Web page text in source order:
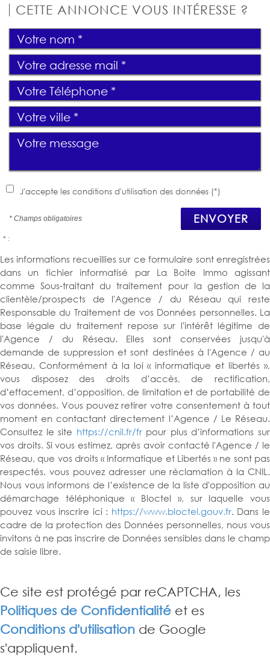
CETTE ANNONCE VOUS INTÉRESSE ?
J'accepte les conditions d'utilisation des données (*)
* Champs obligatoires ENVOYER
* :
Les informations recueillies sur ce formulaire sont enregistrées
dans un fichier informatisé par La Boite Immo agissant
comme Sous-traitant du traitement pour la gestion de la
clientèle/prospects de l'Agence / du Réseau qui reste
Responsable du Traitement de vos Données personnelles. La
base légale du traitement repose sur l'intérêt légitime de
l'Agence / du Réseau. Elles sont conservées jusqu'à
demande de suppression et sont destinées à l'Agence / au
Réseau. Conformément à la loi « informatique et libertés »,
vous disposez des droits d’accès, de rectification,
d’effacement, d’opposition, de limitation et de portabilité de
vos données. Vous pouvez retirer votre consentement à tout
moment en contactant directement l’Agence / Le Réseau.
Consultez le site https://cnil.fr/frpour plus d’informations sur
vos droits. Si vous estimez, après avoir contacté l'Agence / le
Réseau, que vos droits « Informatique et Libertés » ne sont pas
respectés, vous pouvez adresser une réclamation à la CNIL.
Nous vous informons de l’existence de la liste d'opposition au
démarchage téléphonique « Bloctel », sur laquelle vous
pouvez vous inscrire ici : https://www.bloctel.gouv.fr. Dans le
cadre de la protection des Données personnelles, nous vous
invitons à ne pas inscrire de Données sensibles dans le champ
de saisie libre.
Ce site est protégé par reCAPTCHA, les
Politiques de Confidentialité et es
Conditions d'utilisation de Google
s'appliquent.